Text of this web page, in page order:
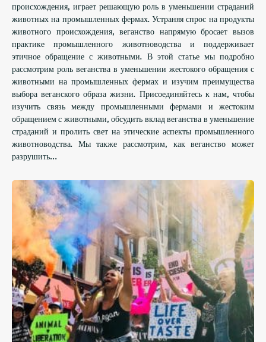
происхождения, играет решающую роль в уменьшении страданий
животных на промышленных фермах. Устраняя спрос на продукты
животного происхождения, веганство напрямую бросает вызов
практике промышленного животноводства и поддерживает
этичное обращение с животными. В этой статье мы подробно
рассмотрим роль веганства в уменьшении жестокого обращения с
животными на промышленных фермах и изучим преимущества
выбора веганского образа жизни. Присоединяйтесь к нам, чтобы
изучить связь между промышленными фермами и жестоким
обращением с животными, обсудить вклад веганства в уменьшение
страданий и пролить свет на этические аспекты промышленного
животноводства. Мы также рассмотрим, как веганство может
разрушить…